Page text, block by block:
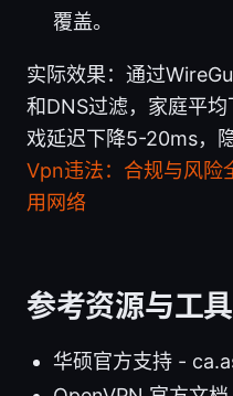
覆盖。
实际效果：通过
和DNS过滤，家庭平
戏延迟下降5-20ms，
Vpn违法：合规与风险
用网络
参考资源与工
华硕官方支持 -